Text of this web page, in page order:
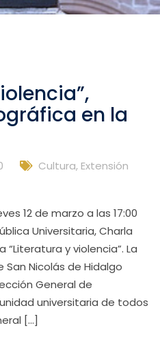
en la
Cultura, Extensión
12 de marzo a las 17:00
Universitaria, Charla
y violencia”. La
San Nicolás de Hidalgo
General de
universitaria de todos
[…]